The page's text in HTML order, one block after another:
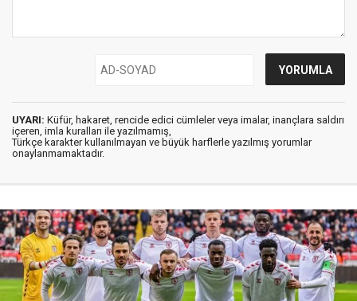
UYARI: Küfür, hakaret, rencide edici cümleler veya imalar, inançlara saldırı
içeren, imla kuralları ile yazılmamış,
Türkçe karakter kullanılmayan ve büyük harflerle yazılmış yorumlar
onaylanmamaktadır.